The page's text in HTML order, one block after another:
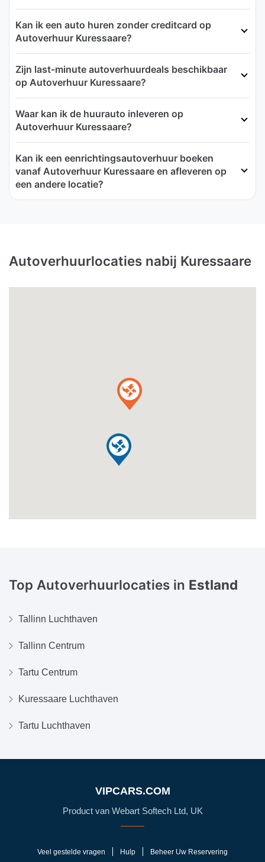
Kan ik een auto huren zonder creditcard op
Autoverhuur Kuressaare?
Zijn last-minute autoverhuurdeals beschikbaar
op Autoverhuur Kuressaare?
Waar kan ik de huurauto inleveren op
Autoverhuur Kuressaare?
Kan ik een eenrichtingsautoverhuur boeken
vanaf Autoverhuur Kuressaare en afleveren op
een andere locatie?
Autoverhuurlocaties nabij Kuressaare
Top Autoverhuurlocaties in Estland
Tallinn Luchthaven
Tallinn Centrum
Tartu Centrum
Kuressaare Luchthaven
Tartu Luchthaven
VIPCARS.COM
Product van Webart Softech Ltd, UK
Veel gestelde vragen Hulp Beheer Uw Reservering